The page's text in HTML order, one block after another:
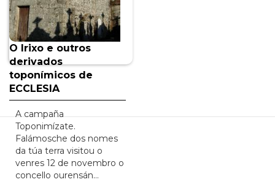
O Irixo e outros
derivados
toponímicos de
ECCLESIA
A campaña
Toponimízate.
Falámosche dos nomes
da túa terra visitou o
venres 12 de novembro o
concello ourensán…